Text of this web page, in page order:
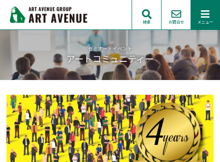
検索 お問合せ メニュー
セミナー・イベント
アートコミュニティー